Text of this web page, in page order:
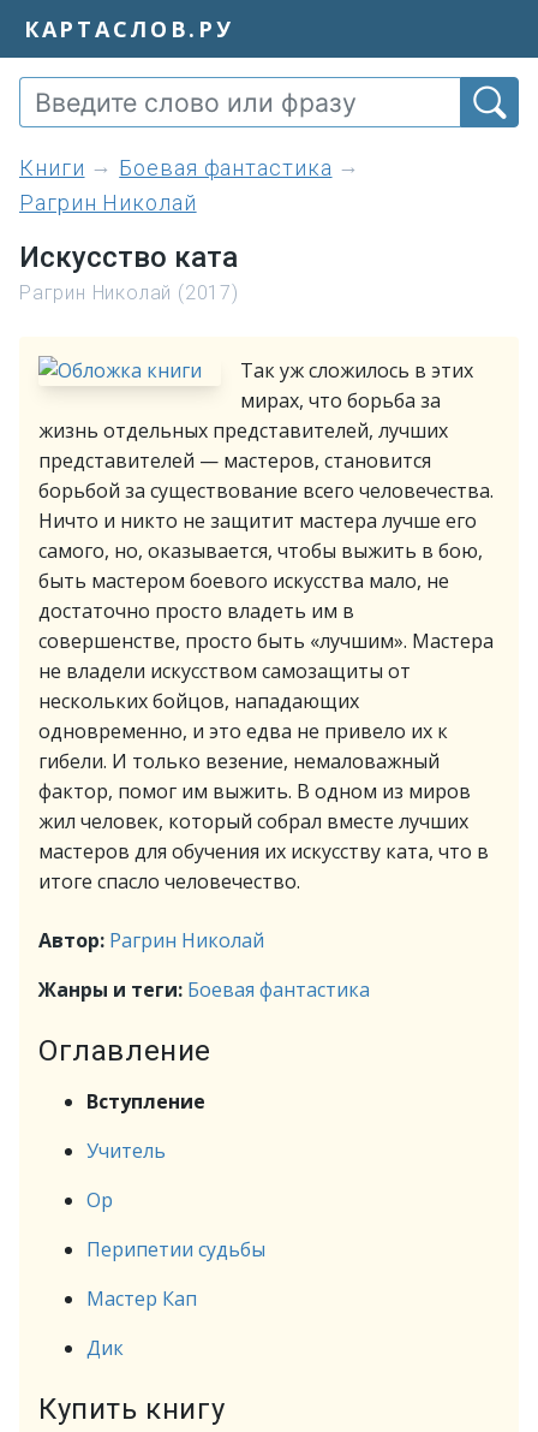
КАРТАСЛОВ.РУ
книги
Боевая фантастика
Рагрин Николай
Искусство ката
Рагрин Николай (2017)
Так уж сложилось в этих
мирах, что борьба за
жизнь отдельных представителей, лучших
представителей — мастеров, становится
борьбой за существование всего человечества.
Ничто и никто не защитит мастера лучше его
самого, но, оказывается, чтобы выжить в бою,
быть мастером боевого искусства мало, не
достаточно просто владеть им в
совершенстве, просто быть «лучшим». Мастера
не владели искусством самозащиты от
нескольких бойцов, нападающих
одновременно, и это едва не привело их к
гибели. И только везение, немаловажный
фактор, помог им выжить. В одном из миров
жил человек, который собрал вместе лучших
мастеров для обучения их искусству ката, что в
итоге спасло человечество.
Автор: Рагрин Николай
Жанры и теги: Боевая фантастика
Оглавление
Вступление
Учитель
Ор
Перипетии судьбы
Мастер Кап
Дик
Купить книгу